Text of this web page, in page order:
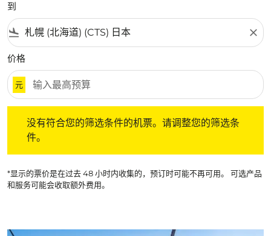
到
flight_land close
价格
元
没有符合您的筛选条件的机票。请调整您的筛选条
件。
*显示的票价是在过去 48 小时内收集的，预订时可能不再可用。 可选产品
和服务可能会收取额外费用。